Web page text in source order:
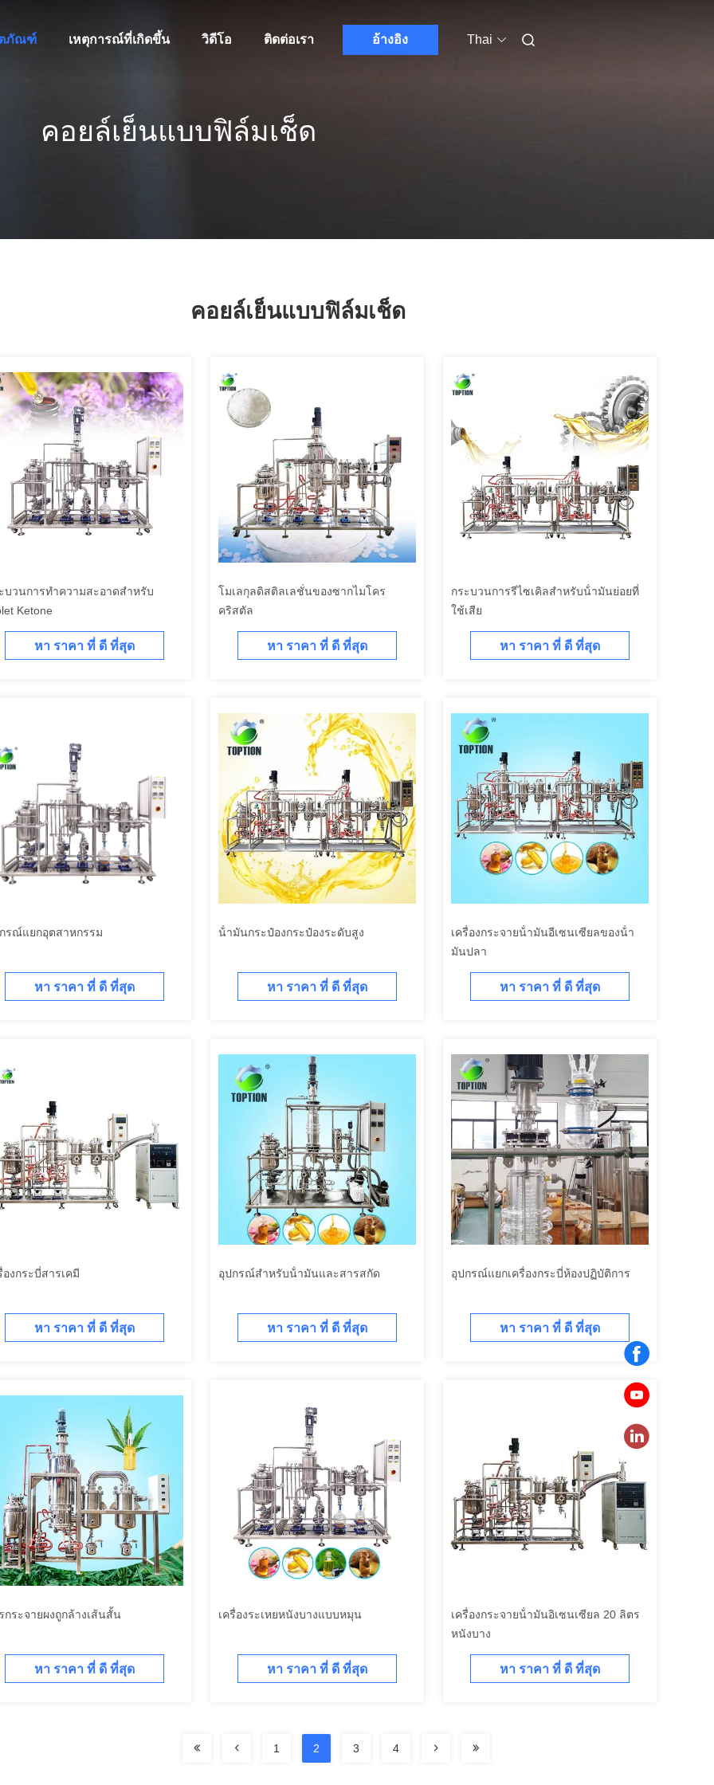
ภัณฑ์ เหตุการณ์ที่เกิดขึ้น วิดีโอ ติดต่อเรา อ้างอิง Thai
คอยล์เย็นแบบฟิล์มเช็ด
คอยล์เย็นแบบฟิล์มเช็ด
บวนการทําความสะอาดสําหรับ
Ketone
หา ราคา ที่ ดี ที่สุด
โมเลกุลดิสติลเลชั่นของซากไมโคร
คริสตัล
หา ราคา ที่ ดี ที่สุด
กระบวนการรีไซเคิลสําหรับน้ํามันย่อยที่
ใช้เสีย
หา ราคา ที่ ดี ที่สุด
รณ์แยกอุตสาหกรรม
หา ราคา ที่ ดี ที่สุด
น้ํามันกระป๋องกระป๋องระดับสูง
หา ราคา ที่ ดี ที่สุด
เครื่องกระจายน้ํามันอีเซนเซียลของน้ํา
มันปลา
หา ราคา ที่ ดี ที่สุด
องกระบี่สารเคมี
หา ราคา ที่ ดี ที่สุด
อุปกรณ์สําหรับน้ํามันและสารสกัด
หา ราคา ที่ ดี ที่สุด
อุปกรณ์แยกเครื่องกระบี่ห้องปฏิบัติการ
หา ราคา ที่ ดี ที่สุด
กระจายผงถูกล้างเส้นสั้น
หา ราคา ที่ ดี ที่สุด
เครื่องระเหยหนังบางแบบหมุน
หา ราคา ที่ ดี ที่สุด
เครื่องกระจายน้ํามันอิเซนเซียล 20 ลิตร
หนังบาง
หา ราคา ที่ ดี ที่สุด
1 2 3 4